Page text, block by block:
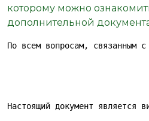
которому можно
дополнительной
По всем вопросам,
Настоящий документ является